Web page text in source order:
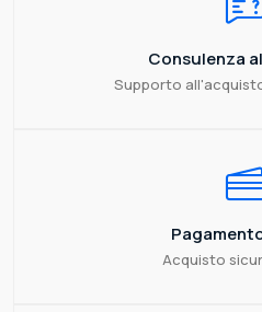
Consulenza
Supporto
Acquisto